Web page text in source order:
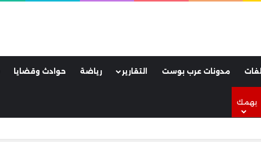
مدونات عرب بوست التقارير رياضة حوادث وقضايا
يهمك
كواليس ليلة جنونية هزت مدينة طرابزون